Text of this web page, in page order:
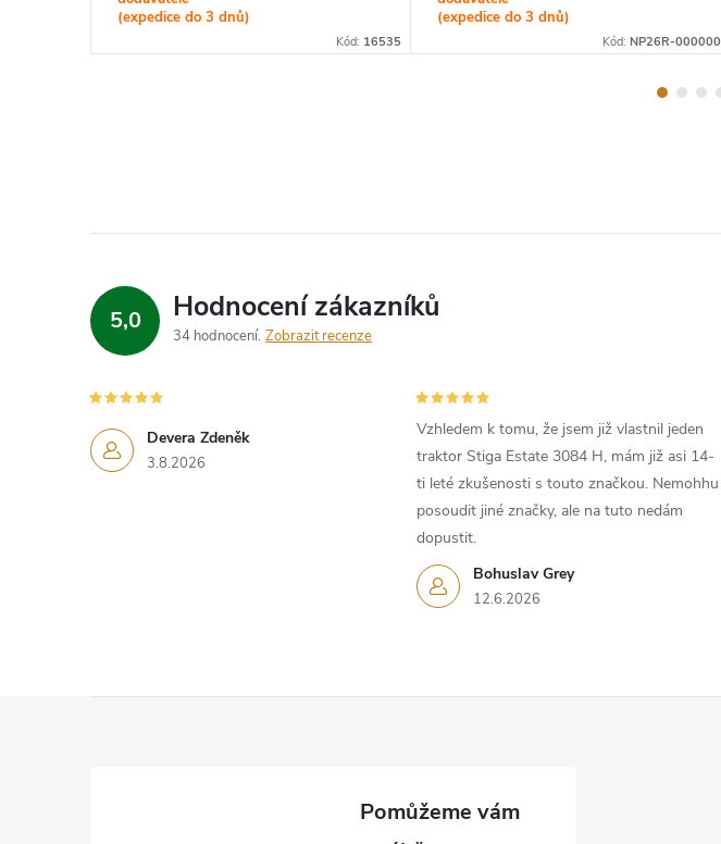
(expedice do 3 dnů)
Kód: 16535
(expedice do 3 dnů)
Kód: NP26R-000000
5,0 Hodnocení zákazníků
34 hodnocení Zobrazit recenze
Devera Zdeněk
3.8.2026
Bohuslav Grey
12.6.2026
Vzhledem k tomu, že jsem již vlastnil jeden
traktor Stiga Estate 3084 H, mám již asi 14-
ti leté zkušenosti s touto značkou. Nemohhu
posoudit jiné značky, ale na tuto nedám
dopustit.